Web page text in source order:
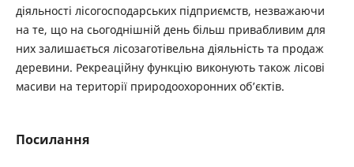
діяльності лісогосподарських підприємств, незважаючи
на те, що на сьогоднішній день більш привабливим для
них залишається лісозаготівельна діяльність та продаж
деревини. Рекреаційну функцію виконують також лісові
масиви на території природоохоронних об’єктів.
Посилання